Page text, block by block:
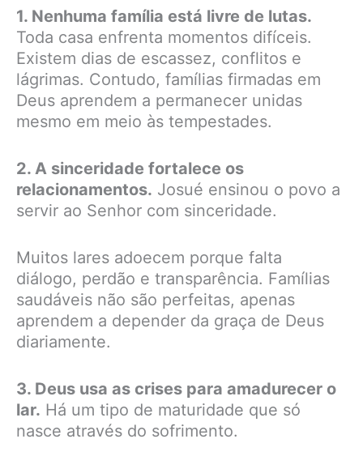
1. Nenhuma família está livre de lutas.
Toda casa enfrenta momentos difíceis.
Existem dias de escassez, conflitos e
lágrimas. Contudo, famílias firmadas em
Deus aprendem a permanecer unidas
mesmo em meio às tempestades.
2. A sinceridade fortalece os
relacionamentos. Josué ensinou o povo a
servir ao Senhor com sinceridade.
Muitos lares adoecem porque falta
diálogo, perdão e transparência. Famílias
saudáveis não são perfeitas, apenas
aprendem a depender da graça de Deus
diariamente.
3. Deus usa as crises para amadurecer o
lar. Há um tipo de maturidade que só
nasce através do sofrimento.